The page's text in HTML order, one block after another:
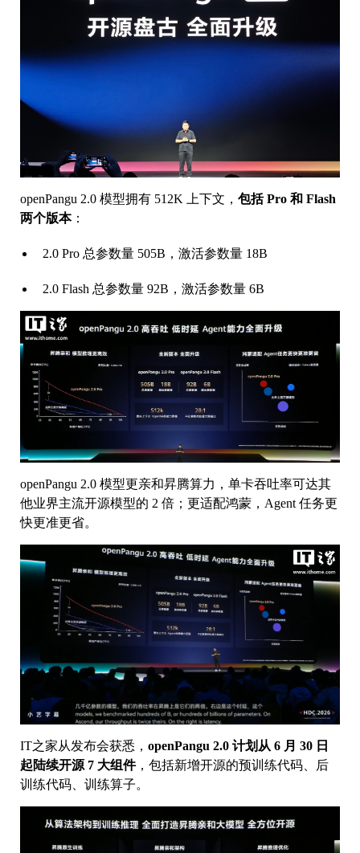
openPangu 2.0 模型拥有 512K 上下文， 包括 Pro 和 Flash
两个版本：
2.0 Pro 总参数量 505B，激活参数量 18B
2.0 Flash 总参数量 92B，激活参数量 6B
openPangu 2.0 模型更亲和昇腾算力，单卡吞吐率可达其
他业界主流开源模型的 2 倍；更适配鸿蒙，Agent 任务更
快更准更省。
IT之家从发布会获悉， openPangu 2.0 计划从 6 月 30 日
起陆续开源 7 大组件，包括新增开源的预训练代码、后
训练代码、训练算子。